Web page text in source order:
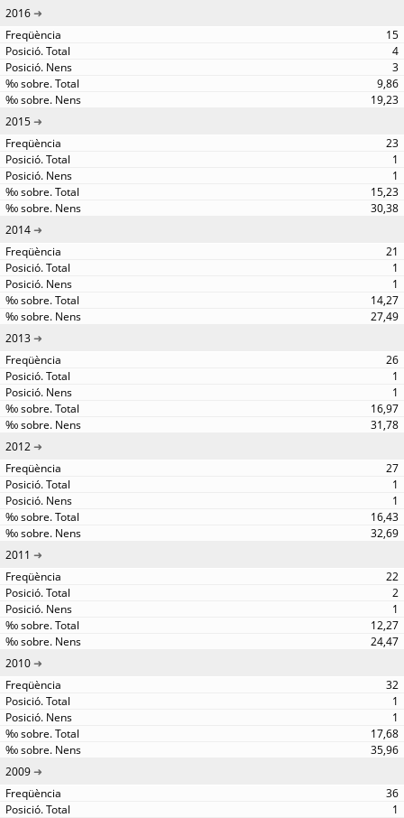
2016
15
4
3
9,86
19,23
2015
23
1
1
15,23
30,38
2014
21
1
1
14,27
27,49
2013
26
1
1
16,97
31,78
2012
27
1
1
16,43
32,69
2011
22
2
1
12,27
24,47
2010
32
1
1
17,68
35,96
2009
36
1